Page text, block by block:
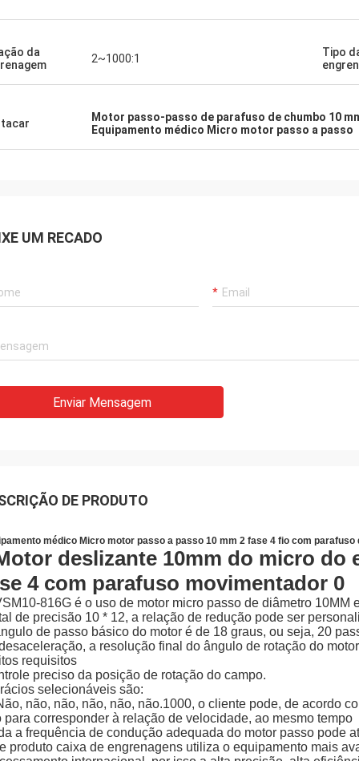
da
2~1000:1
Tipo
Motor passo-passo de parafuso de chumbo 10
Equipamento médico Micro motor passo a passo
UM RECADO
Enviar Mensagem
DE PRODUTO
médico Micro motor passo a passo 10 mm 2 fase 4 fio com parafuso
816G é o uso de motor micro passo de diâmetro
de precisão 10 * 12, a relação de redução pode ser
de passo básico do motor é de 18 graus, ou seja, 20
a resolução final do ângulo de rotação do
requisitos
preciso da posição de rotação do campo.
selecionáveis são:
não, não, não, não, não.1000, o cliente pode, de acordo
para corresponder à relação de velocidade, ao mesmo tempo
a frequência de condução adequada do motor passo pode
produto caixa de engrenagens utiliza o equipamento mais